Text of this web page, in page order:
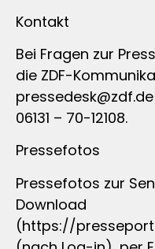
Kontakt
Bei Fragen zur
die ZDF-
pressedesk@zdf.de
06131 – 70-12108.
Pressefotos
Pressefotos zur
Download
(https://